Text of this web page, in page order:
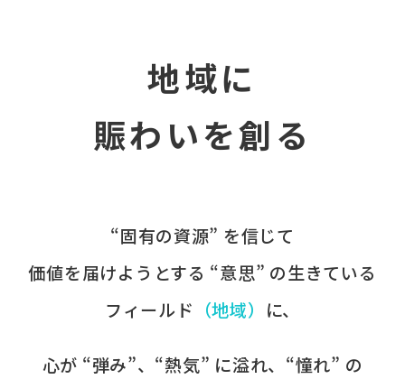
地域に
賑わいを創る
“固有の​資源” を​信じて
価値を​届けようとする​ “意思” の​生きている
フィールド ​（地域） に、​
心が​ “弾み”、​“熱気” に​溢れ、​“憧れ” の​